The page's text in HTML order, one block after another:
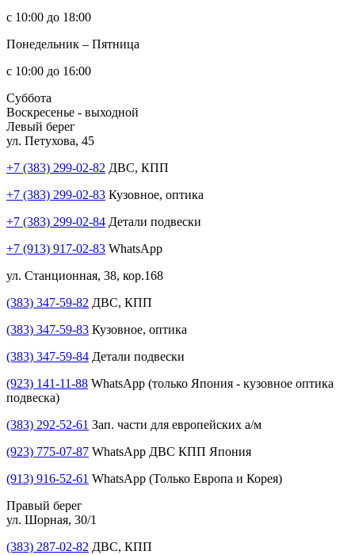
с 10:00 до 18:00
Понедельник – Пятница
с 10:00 до 16:00
Суббота
Воскресенье - выходной
Левый берег
ул. Петухова, 45
+7 (383) 299-02-82 ДВС, КПП
+7 (383) 299-02-83 Кузовное, оптика
+7 (383) 299-02-84 Детали подвески
+7 (913) 917-02-83 WhatsApp
ул. Станционная, 38, кор.168
(383) 347-59-82 ДВС, КПП
(383) 347-59-83 Кузовное, оптика
(383) 347-59-84 Детали подвески
(923) 141-11-88 WhatsApp (только Япония - кузовное оптика
подвеска)
(383) 292-52-61 Зап. части для европейских а/м
(923) 775-07-87 WhatsApp ДВС КПП Япония
(913) 916-52-61 WhatsApp (Только Европа и Корея)
Правый берег
ул. Шорная, 30/1
(383) 287-02-82 ДВС, КПП